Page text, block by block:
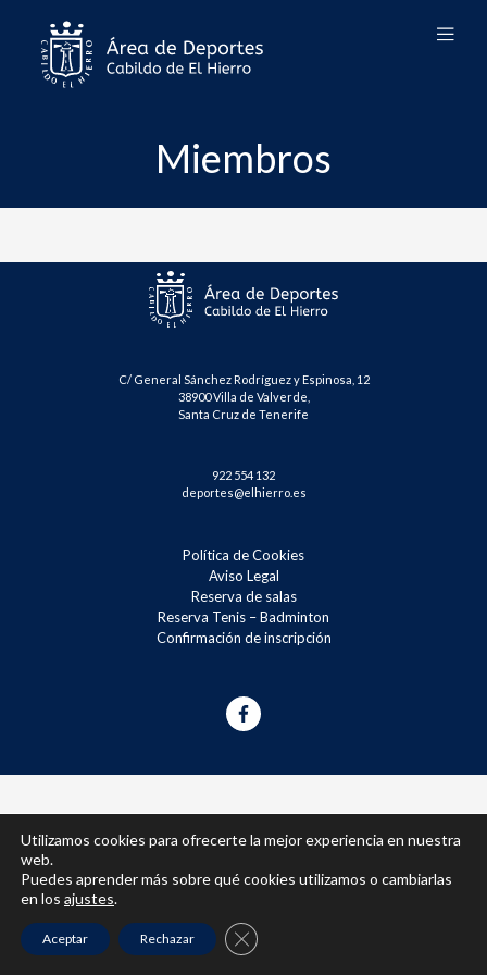
Miembros
C/ General Sánchez Rodríguez y Espinosa, 12
38900 Villa de Valverde,
Santa Cruz de Tenerife
922 554 132
deportes@elhierro.es
Política de Cookies
Aviso Legal
Reserva de salas
Reserva Tenis – Badminton
Confirmación de inscripción
Utilizamos cookies para ofrecerte la mejor experiencia en nuestra
web.
Puedes aprender más sobre qué cookies utilizamos o cambiarlas
en los ajustes.
Aceptar Rechazar Cerrar el banner de cookies RGPD